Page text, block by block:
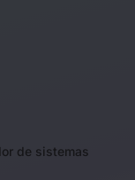
de sistemas